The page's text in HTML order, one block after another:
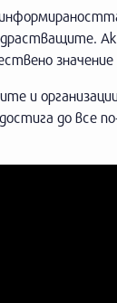
и
до все